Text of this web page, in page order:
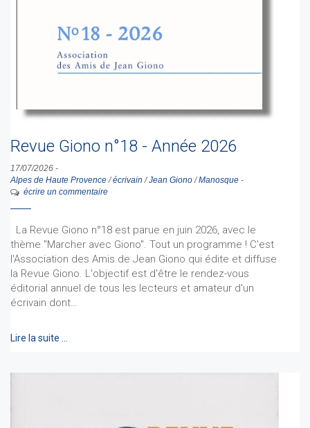
Revue Giono n°18 - Année 2026
17/07/2026 -
Alpes de Haute Provence/écrivain /Jean Giono/Manosque -
écrire un commentaire
La Revue Giono n°18 est parue en juin 2026, avec le
thème "Marcher avec Giono". Tout un programme ! C'est
l'Association des Amis de Jean Giono qui édite et diffuse
la Revue Giono. L'objectif est d'être le rendez-vous
éditorial annuel de tous les lecteurs et amateur d'un
écrivain dont…
Lire la suite …